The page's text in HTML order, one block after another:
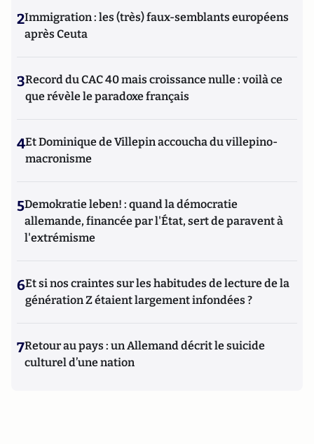
2Immigration : les (très) faux-semblants européens
après Ceuta
3Record du CAC 40 mais croissance nulle : voilà ce
que révèle le paradoxe français
4Et Dominique de Villepin accoucha du villepino-
macronisme
5Demokratie leben! : quand la démocratie
allemande, financée par l'État, sert de paravent à
l'extrémisme
6Et si nos craintes sur les habitudes de lecture de la
génération Z étaient largement infondées ?
7Retour au pays : un Allemand décrit le suicide
culturel d’une nation